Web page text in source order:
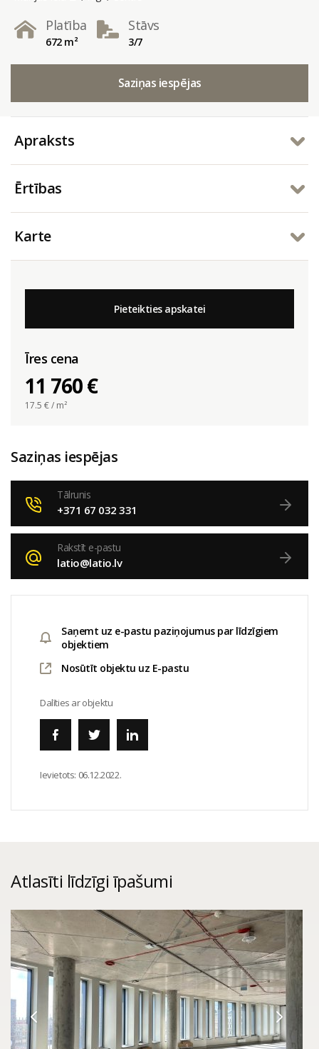
Platība
672 m²
Stāvs
3/7
Saziņas iespējas
Apraksts
Ērtības
Karte
Pieteikties apskatei
Īres cena
11 760 €
17.5 € / m²
Saziņas iespējas
Tālrunis
+371 67 032 331
Rakstīt e-pastu
latio@latio.lv
Saņemt uz e-pastu paziņojumus par līdzīgiem
objektiem
Nosūtīt objektu uz E-pastu
Dalīties ar objektu
Ievietots: 06.12.2022.
Atlasīti līdzīgi īpašumi